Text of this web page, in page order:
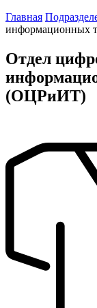
Главная
информационных
Отдел
(ОЦРиИТ)